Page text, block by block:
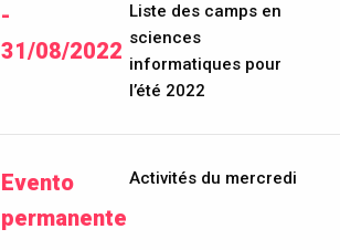
-
31/08/2022
Liste des camps en
sciences
informatiques pour
l’été 2022
Evento
permanente
Activités du mercredi